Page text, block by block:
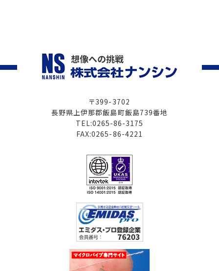
ー
〒399-3702
長野県上伊那郡飯島町飯島739番地
TEL:0265-86-3175
FAX:0265-86-4221